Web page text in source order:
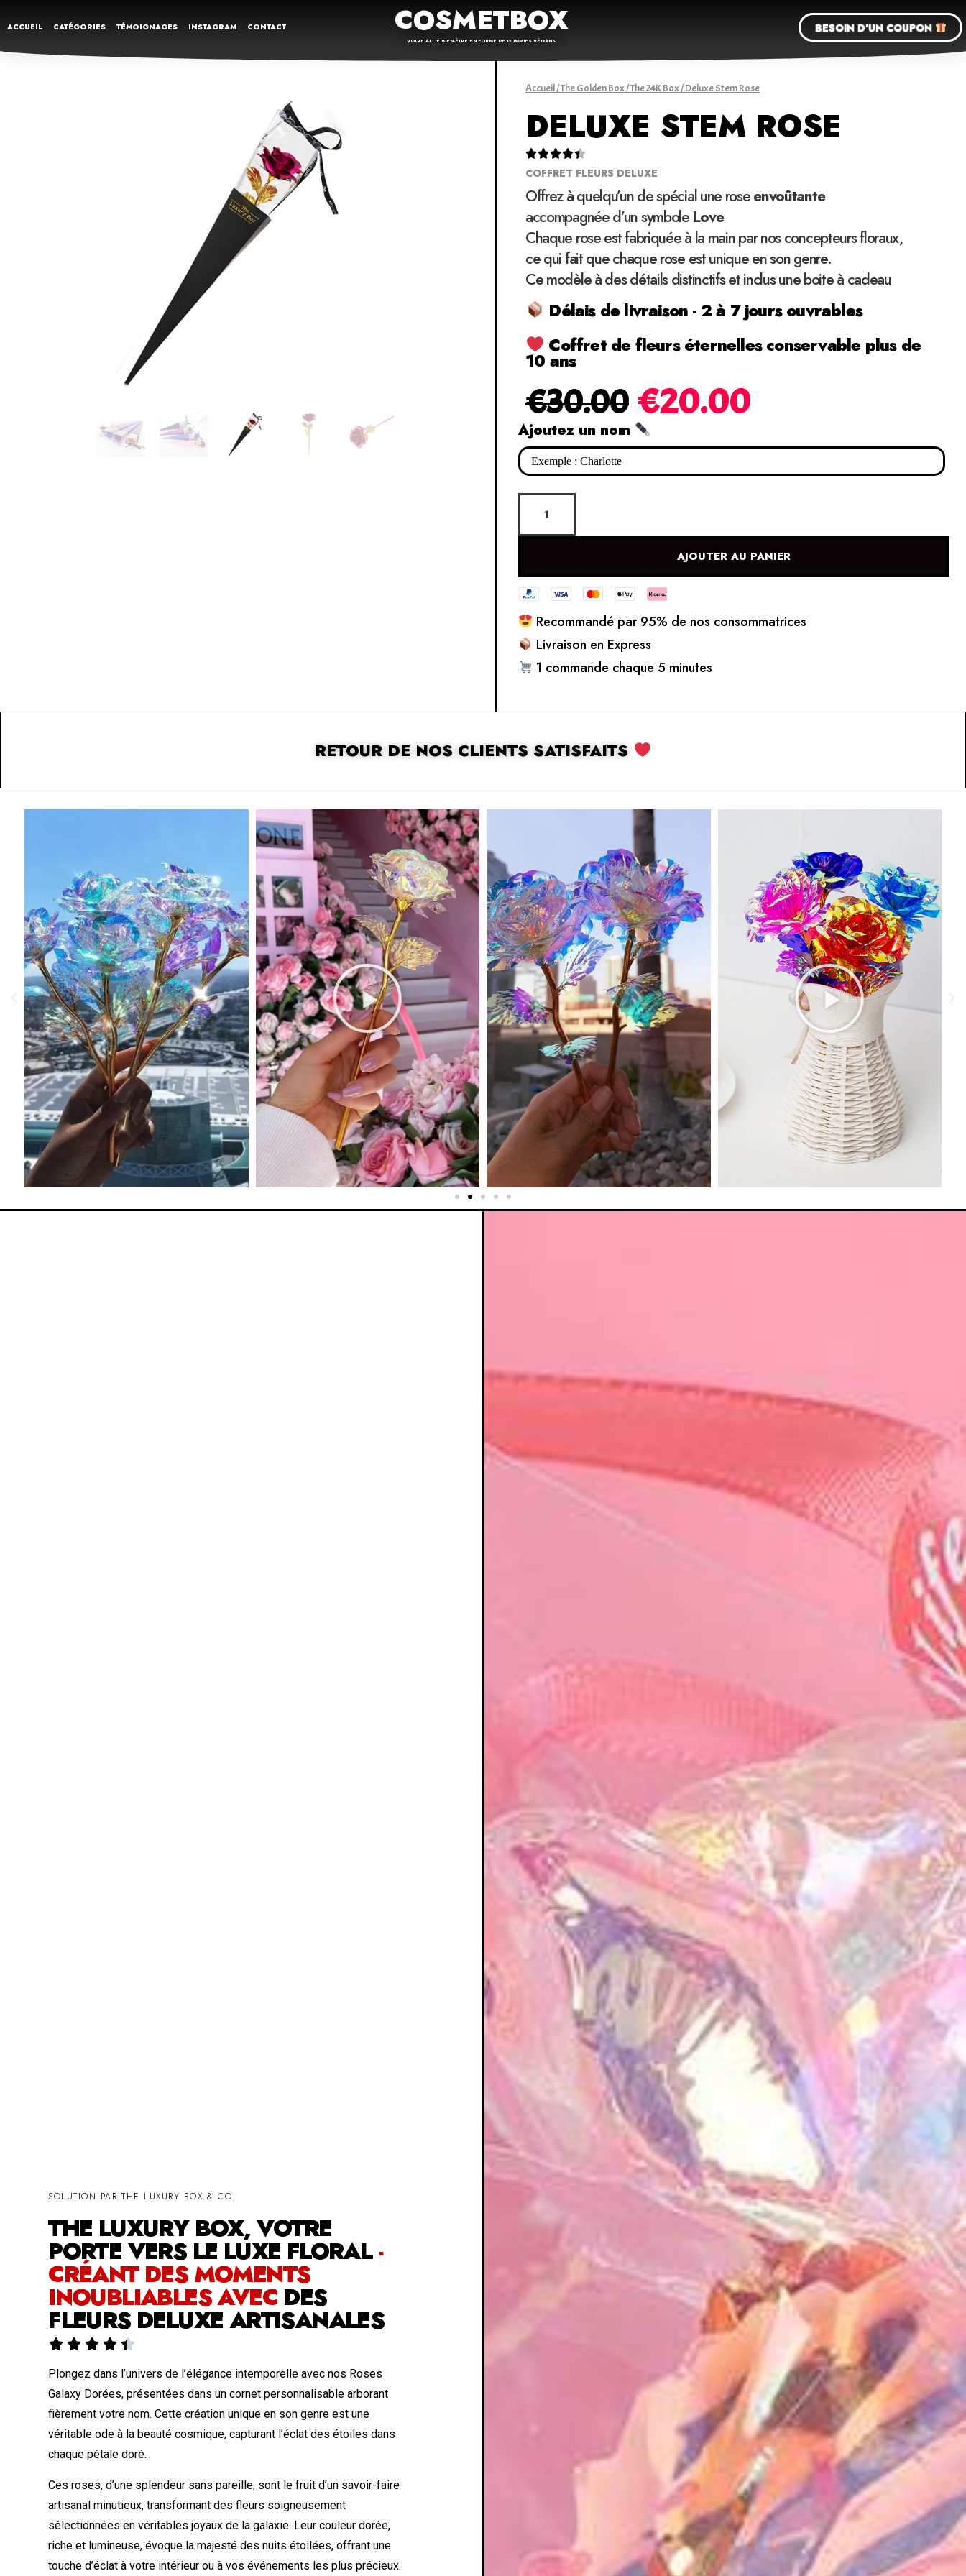
ACCUEIL CATÉGORIES TÉMOIGNAGES INSTAGRAM CONTACT COSMETBOX
VOTRE ALLIÉ BIEN-ÊTRE EN FORME DE GUMMIES VÉGANS
BESOIN D'UN COUPON
Accueil/The Golden Box/The 24K Box/ Deluxe Stem Rose
DELUXE STEM ROSE

COFFRET FLEURS DELUXE
Offrez à quelqu’un de spécial une roseenvoûtante
accompagnée d’un symbole Love
Chaque rose est fabriquée à la main par nos concepteurs floraux,
ce qui fait que chaque rose est unique en son genre.
Ce modèle à des détails distinctifs et inclus une boite à cadeau
Délais de livraison - 2 à 7 jours ouvrables
Coffret de fleurs éternelles conservable plus de
10 ans
€30.00€20.00
Ajoutez un nom
AJOUTER AU PANIER
Recommandé par 95% de nos consommatrices
Livraison en Express
1 commande chaque 5 minutes
RETOUR DE NOS CLIENTS SATISFAITS
SOLUTION PAR THE LUXURY BOX & CO
THE LUXURY BOX, VOTRE
PORTE VERS LE LUXE FLORAL-
CRÉANT DES MOMENTS
INOUBLIABLES AVEC DES
FLEURS DELUXE ARTISANALES
    
Plongez dans l’univers de l’élégance intemporelle avec nos Roses
Galaxy Dorées, présentées dans un cornet personnalisable arborant
fièrement votre nom. Cette création unique en son genre est une
véritable ode à la beauté cosmique, capturant l’éclat des étoiles dans
chaque pétale doré.
Ces roses, d’une splendeur sans pareille, sont le fruit d’un savoir-faire
artisanal minutieux, transformant des fleurs soigneusement
sélectionnées en véritables joyaux de la galaxie. Leur couleur dorée,
riche et lumineuse, évoque la majesté des nuits étoilées, offrant une
touche d’éclat à votre intérieur ou à vos événements les plus précieux.